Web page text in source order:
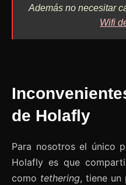
Además no necesitar
Wifi
de Holafly
Para nosotros el único
Holafly es que
como tethering, tiene un